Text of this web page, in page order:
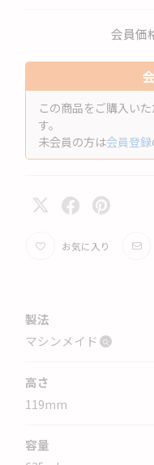
会員価
この商品をご購入い
す。
未会員の方は会員登録
お気に入り
製法
マシンメイド
高さ
119mm
容量